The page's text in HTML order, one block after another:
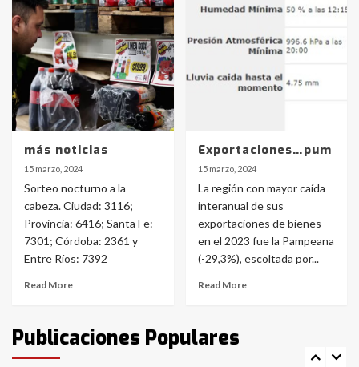
más noticias
15 marzo, 2024
Sorteo nocturno a la
cabeza. Ciudad: 3116;
Provincia: 6416; Santa Fe:
7301; Córdoba: 2361 y
Entre Ríos: 7392
Read More
Exportaciones…pum
15 marzo, 2024
La región con mayor caída
interanual de sus
exportaciones de bienes
en el 2023 fue la Pampeana
(-29,3%), escoltada por...
Read More
Publicaciones Populares
Accidente en Ruta 5: falleció un
joven de Trenque Lauquen
5
Los precios de los combustibles en
La Pampa, desde YPF hasta Axion
entre 857 a 1338 pesos
6
La Bolsa de Cereales de Bahía
Blanca anticipa que Agosto vendrá
con lluvias y heladas, en gran parte
de la provincia
fueron detenidos por
comercialización de drogas en la
tarde del sábado